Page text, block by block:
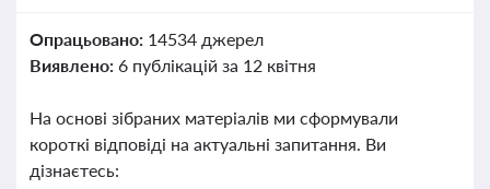
Опрацьовано: 14534 джерел
Виявлено: 6 публікацій за 12 квітня
На основі зібраних матеріалів ми сформували
короткі відповіді на актуальні запитання. Ви
дізнаєтесь: